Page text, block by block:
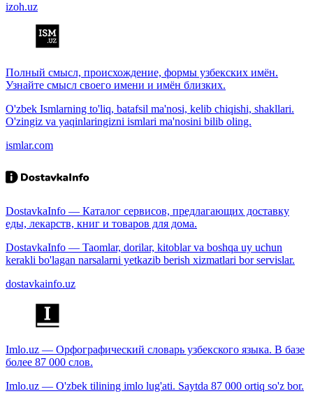
izoh.uz
Полный смысл, происхождение, формы узбекских имён.
Узнайте смысл своего имени и имён близких.
O'zbek Ismlarning to'liq, batafsil ma'nosi, kelib chiqishi, shakllari.
O'zingiz va yaqinlaringizni ismlari ma'nosini bilib oling.
ismlar.com
DostavkaInfo — Каталог сервисов, предлагающих доставку
еды, лекарств, книг и товаров для дома.
DostavkaInfo — Taomlar, dorilar, kitoblar va boshqa uy uchun
kerakli bo'lagan narsalarni yetkazib berish xizmatlari bor servislar.
dostavkainfo.uz
Imlo.uz — Орфографический словарь узбекского языка. В базе
более 87 000 слов.
Imlo.uz — O'zbek tilining imlo lug'ati. Saytda 87 000 ortiq so'z bor.